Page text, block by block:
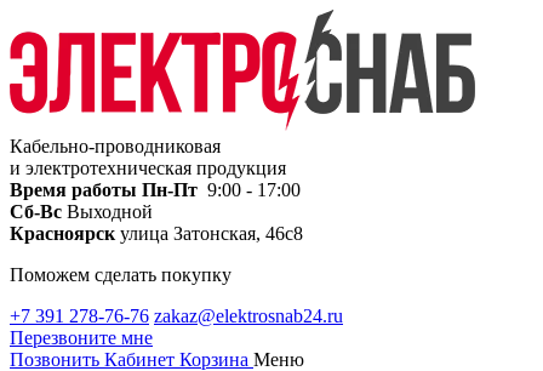
Кабельно-проводниковая
и электротехническая продукция
Время работы Пн-Пт 9:00 - 17:00
Сб-Вс Выходной
Красноярск улица Затонская, 46с8
Поможем сделать покупку
+7 391 278-76-76 zakaz@elektrosnab24.ru
Перезвоните мне
Позвонить Кабинет Корзина Меню